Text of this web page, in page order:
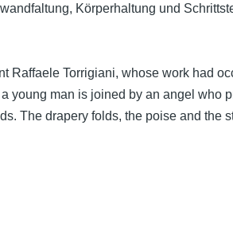
Körperhaltung und
Raffaele Torrigiani, whose work had
young man is joined by an angel who
The drapery folds, the poise and the